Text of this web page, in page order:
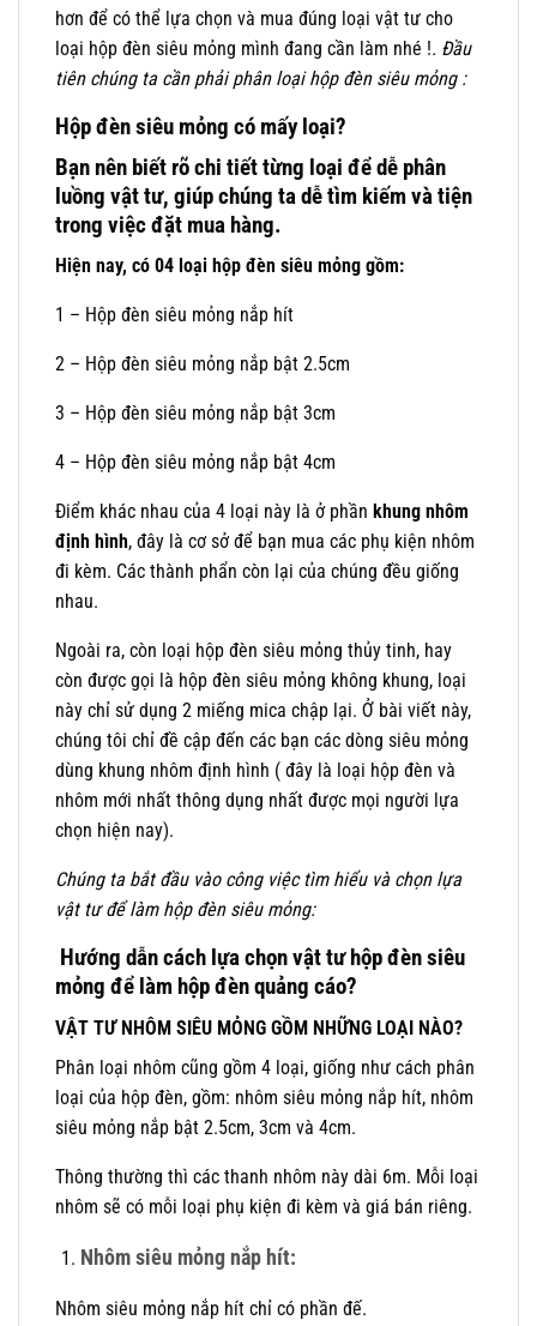
hơn để có thể lựa chọn và mua đúng loại vật tư cho
loại hộp đèn siêu mỏng mình đang cần làm nhé !. Đầu
tiên chúng ta cần phải phân loại hộp đèn siêu mỏng :
Hộp đèn siêu mỏng có mấy loại?
Bạn nên biết rõ chi tiết từng loại để dễ phân
luồng vật tư, giúp chúng ta dễ tìm kiếm và tiện
trong việc đặt mua hàng.
Hiện nay, có 04 loại hộp đèn siêu mỏng gồm:
1 – Hộp đèn siêu mỏng nắp hít
2 – Hộp đèn siêu mỏng nắp bật 2.5cm
3 – Hộp đèn siêu mỏng nắp bật 3cm
4 – Hộp đèn siêu mỏng nắp bật 4cm
Điểm khác nhau của 4 loại này là ở phần khung nhôm
định hình, đây là cơ sở để bạn mua các phụ kiện nhôm
đi kèm. Các thành phẩn còn lại của chúng đều giống
nhau.
Ngoài ra, còn loại hộp đèn siêu mỏng thủy tinh, hay
còn được gọi là hộp đèn siêu mỏng không khung, loại
này chỉ sử dụng 2 miếng mica chập lại. Ở bài viết này,
chúng tôi chỉ đề cập đến các bạn các dòng siêu mỏng
dùng khung nhôm định hình ( đây là loại hộp đèn và
nhôm mới nhất thông dụng nhất được mọi người lựa
chọn hiện nay).
Chúng ta bắt đầu vào công việc tìm hiểu và chọn lựa
vật tư để làm hộp đèn siêu mỏng:
Hướng dẫn cách lựa chọn vật tư hộp đèn siêu
mỏng để làm hộp đèn quảng cáo?
VẬT TƯ NHÔM SIÊU MỎNG GỒM NHỮNG LOẠI NÀO?
Phân loại nhôm cũng gồm 4 loại, giống như cách phân
loại của hộp đèn, gồm: nhôm siêu mỏng nắp hít, nhôm
siêu mỏng nắp bật 2.5cm, 3cm và 4cm.
Thông thường thì các thanh nhôm này dài 6m. Mỗi loại
nhôm sẽ có mỗi loại phụ kiện đi kèm và giá bán riêng.
Nhôm siêu mỏng nắp hít:
Nhôm siêu mỏng nắp hít chỉ có phần đế.